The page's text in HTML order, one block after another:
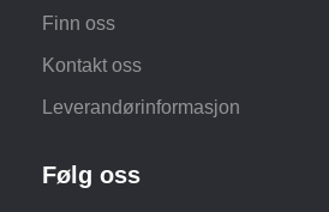
Finn oss
Kontakt oss
Leverandørinformasjon
Følg oss